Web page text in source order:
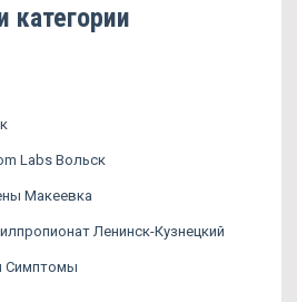
категории
Labs Вольск
Макеевка
Ленинск-Кузнецкий
Симптомы